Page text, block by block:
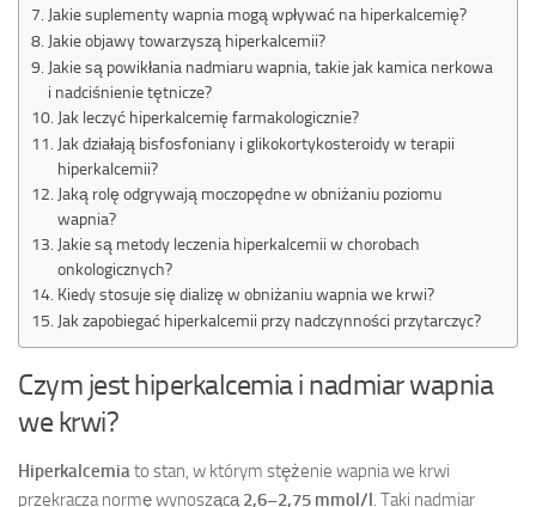
Jakie suplementy wapnia mogą wpływać na hiperkalcemię?
Jakie objawy towarzyszą hiperkalcemii?
Jakie są powikłania nadmiaru wapnia, takie jak kamica nerkowa
i nadciśnienie tętnicze?
Jak leczyć hiperkalcemię farmakologicznie?
Jak działają bisfosfoniany i glikokortykosteroidy w terapii
hiperkalcemii?
Jaką rolę odgrywają moczopędne w obniżaniu poziomu
wapnia?
Jakie są metody leczenia hiperkalcemii w chorobach
onkologicznych?
Kiedy stosuje się dializę w obniżaniu wapnia we krwi?
Jak zapobiegać hiperkalcemii przy nadczynności przytarczyc?
Czym jest hiperkalcemia i nadmiar wapnia
we krwi?
Hiperkalcemiato stan, w którym stężenie wapnia we krwi
przekracza normę wynoszącą2,6–2,75 mmol/l. Taki nadmiar